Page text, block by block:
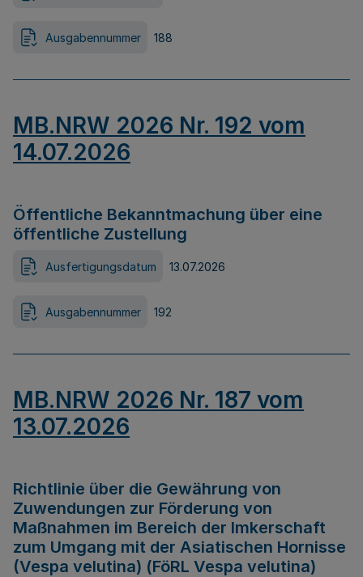
Ausgabennummer 188
MB.NRW 2026 Nr. 192 vom
14.07.2026
Öffentliche Bekanntmachung über eine
öffentliche Zustellung
Ausfertigungsdatum 13.07.2026
Ausgabennummer 192
MB.NRW 2026 Nr. 187 vom
13.07.2026
Richtlinie über die Gewährung von
Zuwendungen zur Förderung von
Maßnahmen im Bereich der Imkerschaft
zum Umgang mit der Asiatischen Hornisse
(Vespa velutina) (FöRL Vespa velutina)